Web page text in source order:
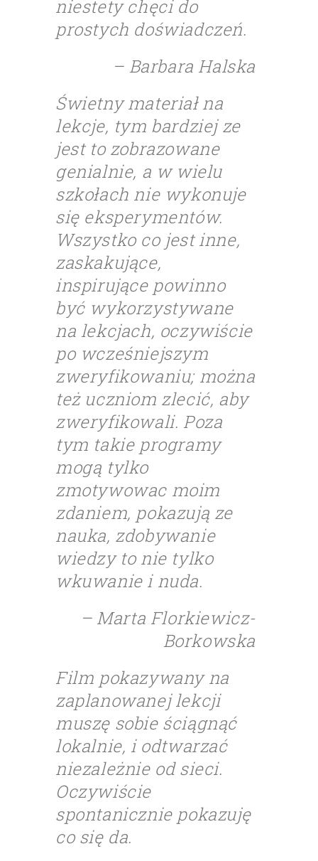
niestety chęci do
prostych doświadczeń.
– Barbara Halska
Świetny materiał na
lekcje, tym bardziej ze
jest to zobrazowane
genialnie, a w wielu
szkołach nie wykonuje
się eksperymentów.
Wszystko co jest inne,
zaskakujące,
inspirujące powinno
być wykorzystywane
na lekcjach, oczywiście
po wcześniejszym
zweryfikowaniu; można
też uczniom zlecić, aby
zweryfikowali. Poza
tym takie programy
mogą tylko
zmotywowac moim
zdaniem, pokazują ze
nauka, zdobywanie
wiedzy to nie tylko
wkuwanie i nuda.
– Marta Florkiewicz-
Borkowska
Film pokazywany na
zaplanowanej lekcji
muszę sobie ściągnąć
lokalnie, i odtwarzać
niezależnie od sieci.
Oczywiście
spontanicznie pokazuję
co się da.